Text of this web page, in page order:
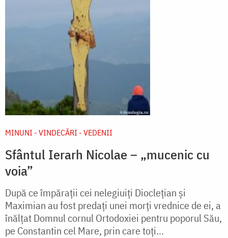
MINUNI - VINDECĂRI - VEDENII
Sfântul Ierarh Nicolae – „mucenic cu
voia”
După ce împărații cei nelegiuiți Dioclețian și
Maximian au fost predați unei morți vrednice de ei, a
înălțat Domnul cornul Ortodoxiei pentru poporul Său,
pe Constantin cel Mare, prin care toți...